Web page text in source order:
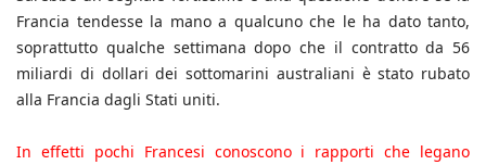
Francia tendesse la mano a qualcuno che le ha dato tanto,
soprattutto qualche settimana dopo che il contratto da 56
miliardi di dollari dei sottomarini australiani è stato rubato
alla Francia dagli Stati uniti.
In effetti pochi Francesi conoscono i rapporti che legano